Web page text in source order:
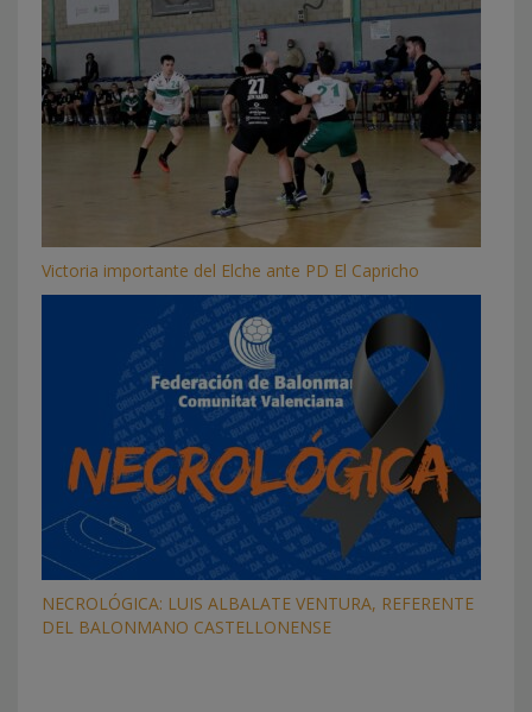
Victoria importante del Elche ante PD El Capricho
NECROLÓGICA: LUIS ALBALATE VENTURA, REFERENTE
DEL BALONMANO CASTELLONENSE